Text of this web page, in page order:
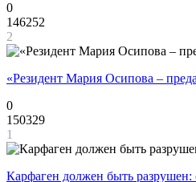
0
146252
2
«Резидент Мария Осипова –
0
150329
1
Карфаген должен быть разрушен: